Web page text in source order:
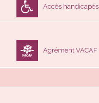
Accès handicapés
Agrément VACAF